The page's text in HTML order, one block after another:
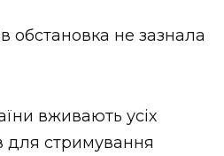
обстановка не зазнала
вживають усіх
для стримування